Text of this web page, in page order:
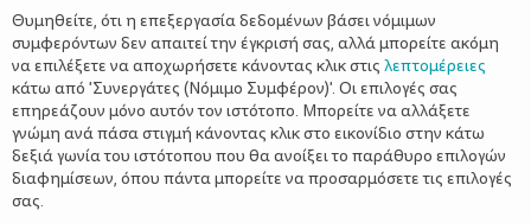
Χρήσιμοι Σύνδεσμοι
Θυμηθείτε, ότι η επεξεργασία δεδομένων βάσει νόμιμων
συμφερόντων δεν απαιτεί την έγκρισή σας, αλλά μπορείτε ακόμη
να επιλέξετε να αποχωρήσετε κάνοντας κλικ στις λεπτομέρειες
κάτω από 'Συνεργάτες (Νόμιμο Συμφέρον)'. Οι επιλογές σας
επηρεάζουν μόνο αυτόν τον ιστότοπο. Μπορείτε να αλλάξετε
γνώμη ανά πάσα στιγμή κάνοντας κλικ στο εικονίδιο στην κάτω
δεξιά γωνία του ιστότοπου που θα ανοίξει το παράθυρο επιλογών
διαφημίσεων, όπου πάντα μπορείτε να προσαρμόσετε τις επιλογές
σας.